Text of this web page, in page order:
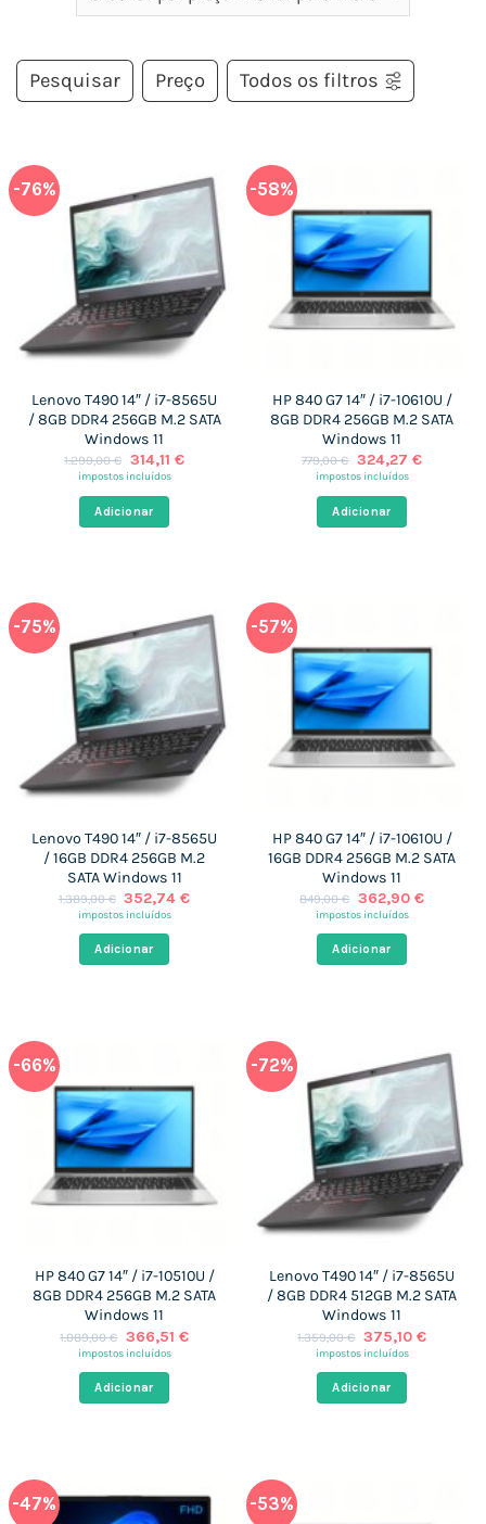
Pesquisar Preço Todos os filtros
-76%
Lenovo T490 14″ / i7-8565U
/ 8GB DDR4 256GB M.2 SATA
Windows 11
1.299,00€ O
preço
1.299,00 €.
314,11 €O
impostos incluídos
Adicionar
-58%
HP 840 G7 14″ / i7-10610U /
8GB DDR4 256GB M.2 SATA
Windows 11
779,00€ O
preço
era:
779,00 €.
324,27 €O
impostos incluídos
Adicionar
-75%
Lenovo T490 14″ / i7-8565U
/ 16GB DDR4 256GB M.2
SATA Windows 11
1.389,00€ O
preço
era:
1.389,00 €.
352,74€O
impostos incluídos
Adicionar
-57%
HP 840 G7 14″ / i7-10610U /
16GB DDR4 256GB M.2 SATA
Windows 11
849,00€ O
preço
era:
849,00 €.
362,90 €O
impostos incluídos
Adicionar
-66%
HP 840 G7 14″ / i7-10510U /
8GB DDR4 256GB M.2 SATA
Windows 11
1.089,00€ O
preço
era:
1.089,00 €.
366,51 €O
impostos incluídos
Adicionar
-72%
Lenovo T490 14″ / i7-8565U
/ 8GB DDR4 512GB M.2 SATA
Windows 11
1.359,00€ O
preço
era:
1.359,00 €.
375,10 €O
impostos incluídos
Adicionar
-47% -53%